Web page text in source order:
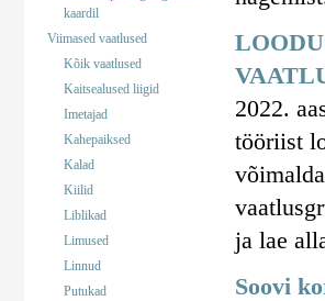
kaardil
Viimased vaatlused
Kõik vaatlused
Kaitsealused liigid
Imetajad
Kahepaiksed
Kalad
Kiilid
Liblikad
Limused
Linnud
Putukad
2022.
tööriist
ja lae
Soovi